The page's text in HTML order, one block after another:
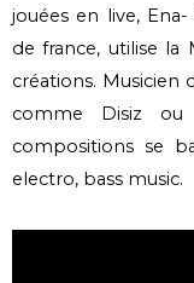
jouées en live,
de france, utilise
créations. Musicien
comme Disiz
compositions se
electro, bass music.